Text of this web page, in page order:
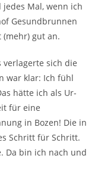
Mal, wenn ich
Gesundbrunnen
gut an.
sich die
war klar: Ich fühl
hätte ich als Ur-
für eine
in Bozen! Die in
Schritt für Schritt.
Da bin ich nach und